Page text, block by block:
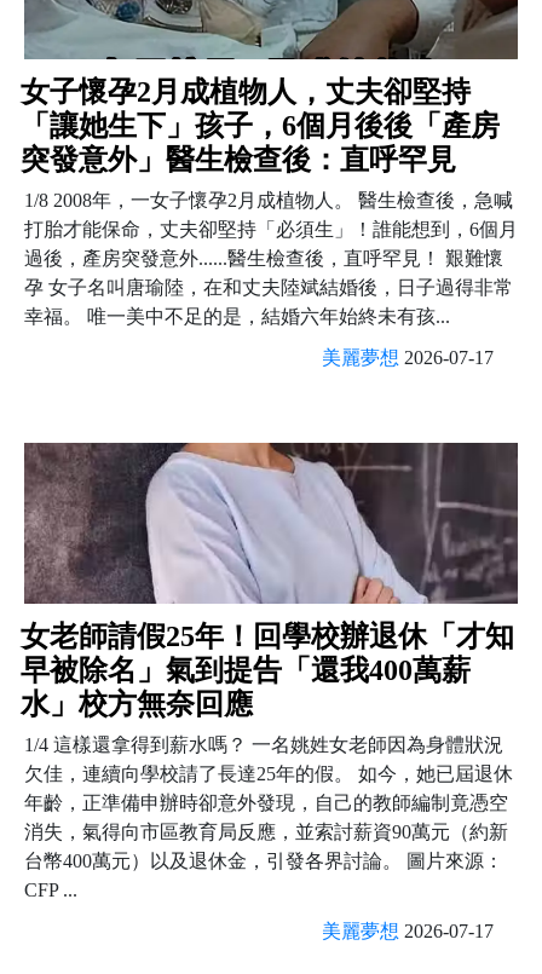
女子懷孕2月成植物人，丈夫卻堅持
「讓她生下」孩子，6個月後後「產房
突發意外」醫生檢查後：直呼罕見
1/8 2008年，一女子懷孕2月成植物人。 醫生檢查後，急喊
打胎才能保命，丈夫卻堅持「必須生」！誰能想到，6個月
過後，產房突發意外......醫生檢查後，直呼罕見！ 艱難懷
孕 女子名叫唐瑜陸，在和丈夫陸斌結婚後，日子過得非常
幸福。 唯一美中不足的是，結婚六年始終未有孩...
美麗夢想 2026-07-17
女老師請假25年！回學校辦退休「才知
早被除名」氣到提告「還我400萬薪
水」校方無奈回應
1/4 這樣還拿得到薪水嗎？ 一名姚姓女老師因為身體狀況
欠佳，連續向學校請了長達25年的假。 如今，她已屆退休
年齡，正準備申辦時卻意外發現，自己的教師編制竟憑空
消失，氣得向市區教育局反應，並索討薪資90萬元（約新
台幣400萬元）以及退休金，引發各界討論。 圖片來源：
CFP ...
美麗夢想 2026-07-17